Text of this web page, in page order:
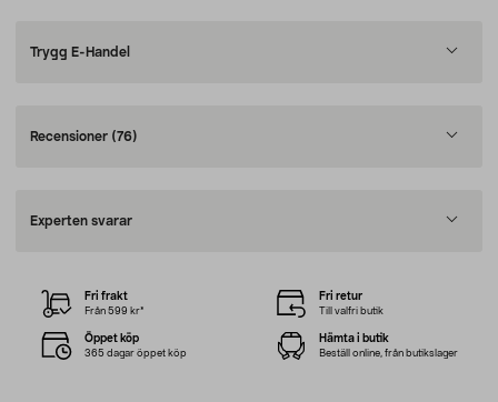
Trygg E-Handel
Recensioner (76)
Experten svarar
Fri frakt
Från 599 kr*
Fri retur
Till valfri butik
Öppet köp
365 dagar öppet köp
Hämta i butik
Beställ online, från butikslager